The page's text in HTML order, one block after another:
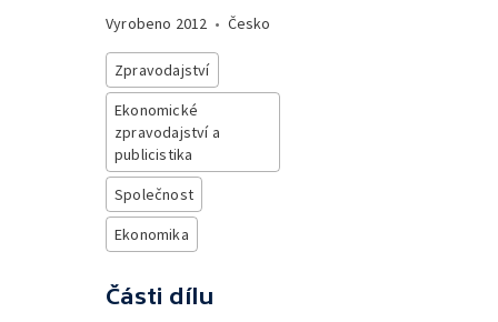
Vyrobeno 2012 • Česko
Zpravodajství
Ekonomické
zpravodajství a
publicistika
Společnost
Ekonomika
Části dílu